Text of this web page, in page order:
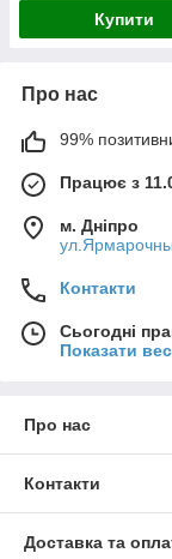
Купити
Про нас
99%
Працює з
м. Дніпро
Контакти
Сьогодні
Показати
Про нас
Контакти
Доставка та